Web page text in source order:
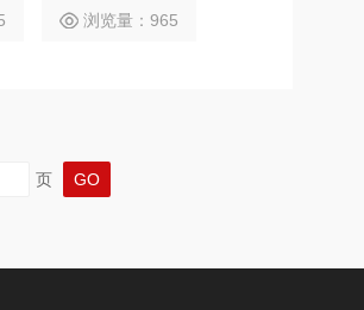
造、精密机械等行业。
浏览量：965
页